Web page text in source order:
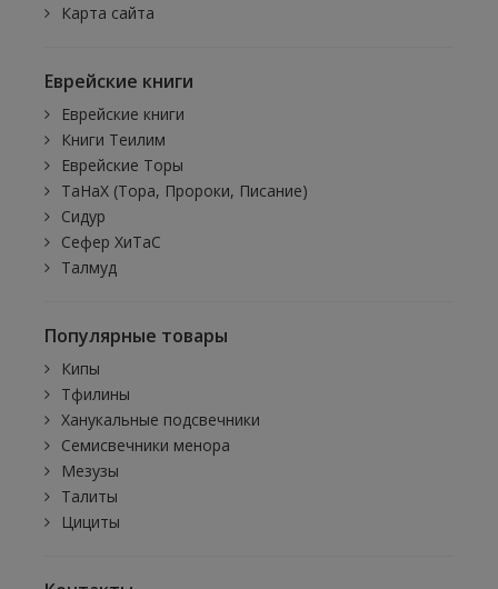
Карта сайта
Еврейские книги
Еврейские книги
Книги Теилим
Еврейские Торы
ТаНаХ (Тора, Пророки, Писание)
Сидур
Сефер ХиТаС
Талмуд
Популярные товары
Кипы
Тфилины
Ханукальные подсвечники
Семисвечники менора
Мезузы
Талиты
Цициты